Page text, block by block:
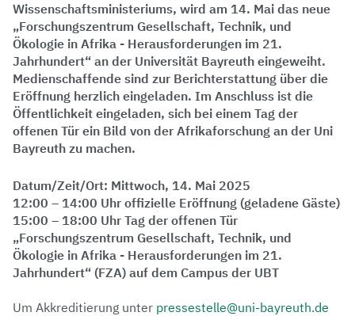
Wissenschaftsministeriums, wird am 14. Mai das neue
„Forschungszentrum Gesellschaft, Technik, und
Ökologie in Afrika - Herausforderungen im 21.
Jahrhundert“ an der Universität Bayreuth eingeweiht.
Medienschaffende sind zur Berichterstattung über die
Eröffnung herzlich eingeladen. Im Anschluss ist die
Öffentlichkeit eingeladen, sich bei einem Tag der
offenen Tür ein Bild von der Afrikaforschung an der Uni
Bayreuth zu machen.
Datum/Zeit/Ort: Mittwoch, 14. Mai 2025
12:00 – 14:00 Uhr offizielle Eröffnung (geladene Gäste)
15:00 – 18:00 Uhr Tag der offenen Tür
„Forschungszentrum Gesellschaft, Technik, und
Ökologie in Afrika - Herausforderungen im 21.
Jahrhundert“ (FZA) auf dem Campus der UBT
Um Akkreditierung unter pressestelle@uni-bayreuth.de